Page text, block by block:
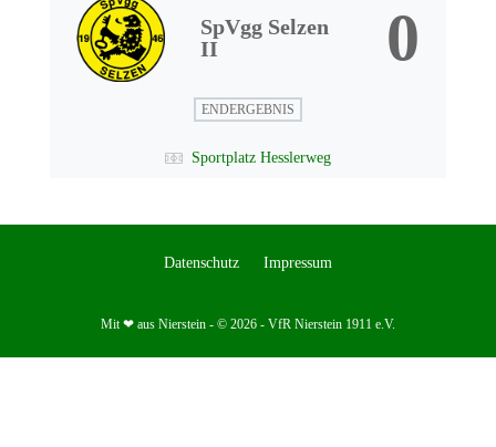
SpVgg Selzen
II
0
ENDERGEBNIS
Sportplatz Hesslerweg
Datenschutz Impressum
Mit ❤ aus Nierstein - © 2026 - VfR Nierstein 1911 e.V.